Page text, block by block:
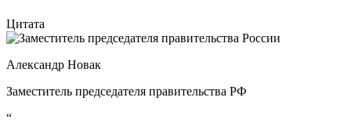
Цитата
Александр Новак
Заместитель председателя правительства РФ
“